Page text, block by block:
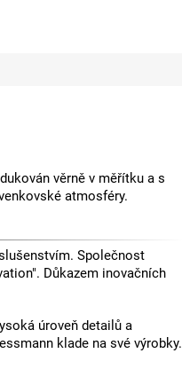
věrně v měřítku a s
atmosféry.
Společnost
Důkazem inovačních
úroveň detailů a
klade na své výrobky.